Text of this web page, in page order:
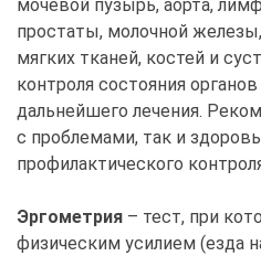
мочевой пузырь, аорта,
простаты, молочной
мягких тканей, костей и
контроля состояния
дальнейшего лечения.
с проблемами, так и
профилактического
Эргометрия – тест, при
физическим усилием (езда